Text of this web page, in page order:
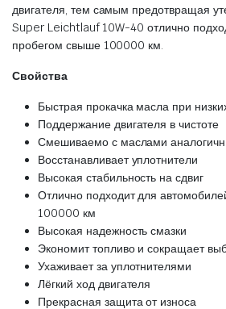
двигателя, тем самым предотвращая
Super Leichtlauf 10W-40 отлично
пробегом свыше 100000 км.
Свойства
Быстрая прокачка масла при
Поддержание двигателя в чистоте
Смешиваемо с маслами
Восстанавливает уплотнители
Высокая стабильность на сдвиг
Отлично подходит для
100000 км
Высокая надежность смазки
Экономит топливо и сокращает
Ухаживает за уплотнителями
Лёгкий ход двигателя
Прекрасная защита от износа